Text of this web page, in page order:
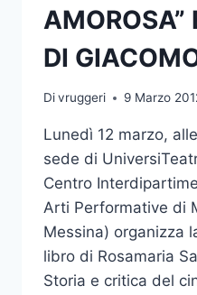
AMOROSA”
DI
Divruggeri 9 Marzo
Lunedì 12 marzo,
sede di
Centro
Arti Performative di
Messina) organizza
libro di Rosamaria
Storia e critica del